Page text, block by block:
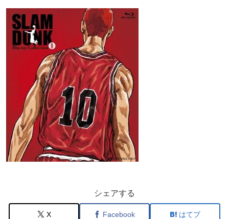
シェアする
X Facebook はてブ